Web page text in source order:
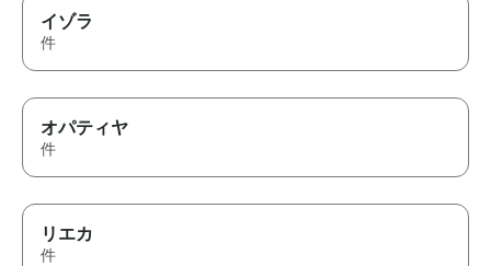
イゾラ
件
オパティヤ
件
リエカ
件